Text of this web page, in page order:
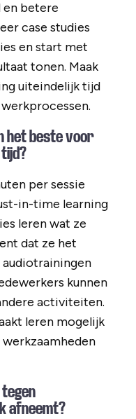
betere
case studies
en start met
tonen. Maak
uiteindelijk tijd
het beste voor
per sessie
in-time learning
leren wat ze
dat ze het
audiotrainingen
kunnen
activiteiten.
leren mogelijk
afneemt?